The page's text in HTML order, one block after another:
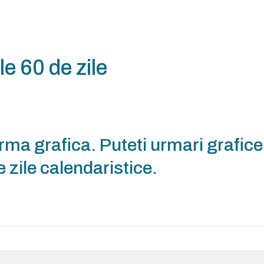
60 de zile
grafica. Puteti urmari
zile calendaristice.